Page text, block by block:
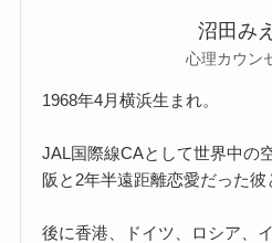
沼田み
心理カウン
1968年4月横浜生まれ。
JAL国際線CAとして世界中の
阪と2年半遠距離恋愛だった彼
後に香港、ドイツ、ロシア、